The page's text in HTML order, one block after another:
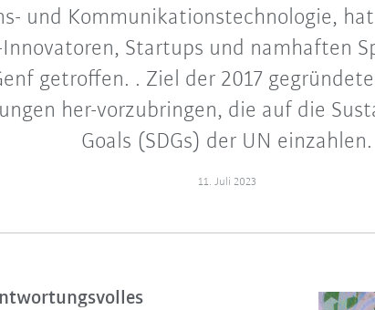
und Kommunikationstechnologie,
Innovatoren, Startups und namhaften
getroffen. . Ziel der 2017
her-vorzubringen, die auf die
Goals (SDGs) der UN einzahlen.
11. Juli 2023